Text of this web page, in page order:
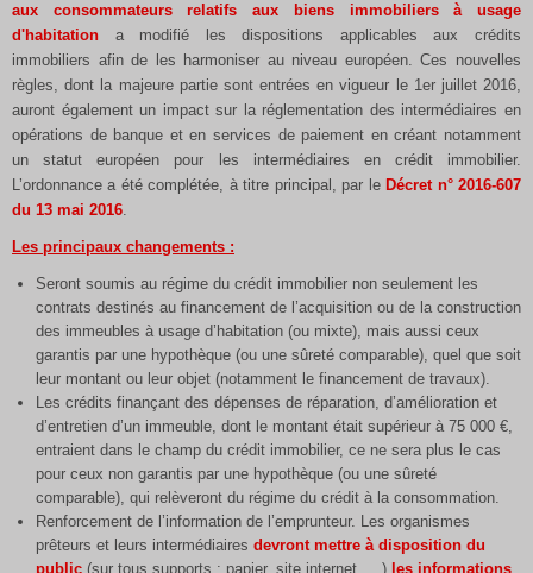
aux consommateursrelatifs aux biens immobiliers à usage
d'habitation a modifié les dispositions applicables aux crédits
immobiliers afin de les harmoniser au niveau européen. Ces nouvelles
règles, dont la majeure partie sont entrées en vigueur le 1er juillet 2016,
auront également un impact sur la réglementation des intermédiaires en
opérations de banque et en services de paiement en créant notamment
un statut européen pour les intermédiaires en crédit immobilier.
L’ordonnance a été complétée, à titre principal, par le Décret n° 2016-607
du 13 mai 2016.
Les principaux changements :
Seront soumis au régime du crédit immobilier non seulement les
contrats destinés au financement de l’acquisition ou de la construction
des immeubles à usage d’habitation (ou mixte), mais aussi ceux
garantis par une hypothèque (ou une sûreté comparable), quel que soit
leur montant ou leur objet (notamment le financement de travaux).
Les crédits finançant des dépenses de réparation, d’amélioration et
d’entretien d’un immeuble, dont le montant était supérieur à 75 000 €,
entraient dans le champ du crédit immobilier, ce ne sera plus le cas
pour ceux non garantis par une hypothèque (ou une sûreté
comparable), qui relèveront du régime du crédit à la consommation.
Renforcement de l’information de l’emprunteur. Les organismes
prêteurs et leurs intermédiaires devront mettre à disposition du
public (sur tous supports : papier, site internet, …) les informations